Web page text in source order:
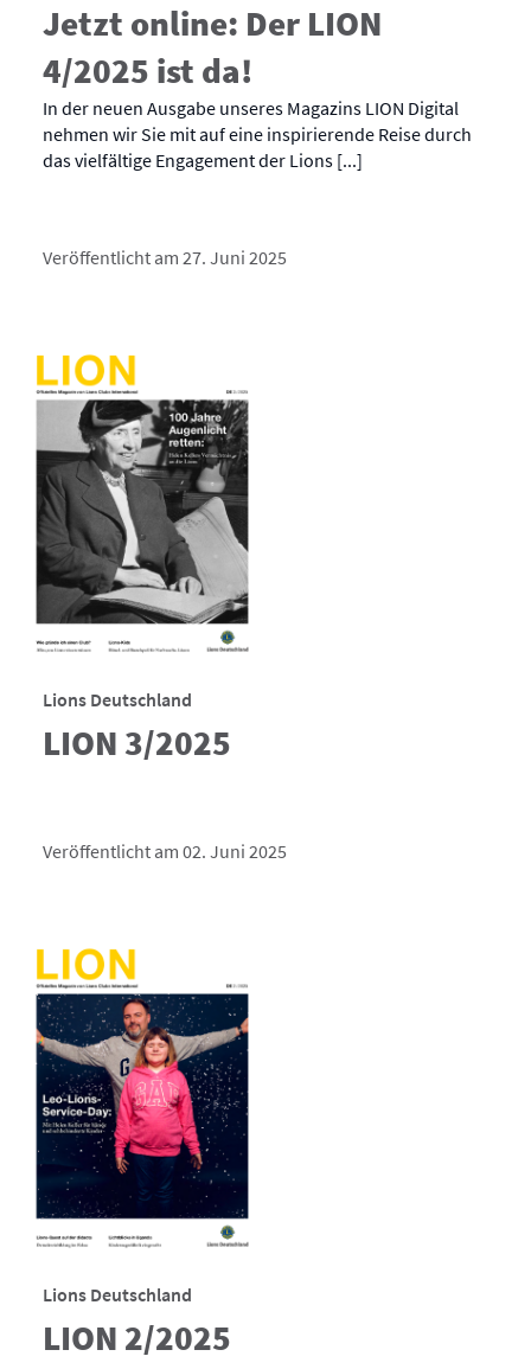
Jetzt online: Der LION
4/2025 ist da!
In der neuen Ausgabe unseres Magazins LION Digital
nehmen wir Sie mit auf eine inspirierende Reise durch
das vielfältige Engagement der Lions [...]
Veröffentlicht am 27. Juni 2025
Lions Deutschland
LION 3/2025
Veröffentlicht am 02. Juni 2025
Lions Deutschland
LION 2/2025